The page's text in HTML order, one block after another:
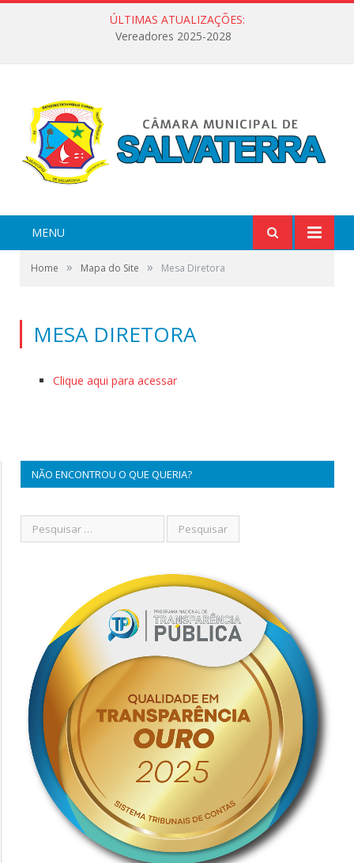
ÚLTIMAS ATUALIZAÇÕES:
Vereadores 2025-2028
MENU
Home » Mapa do Site » Mesa Diretora
MESA DIRETORA
Clique aqui para acessar
NÃO ENCONTROU O QUE QUERIA?